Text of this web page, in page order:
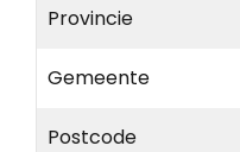
Provincie
Gemeente
Postcode